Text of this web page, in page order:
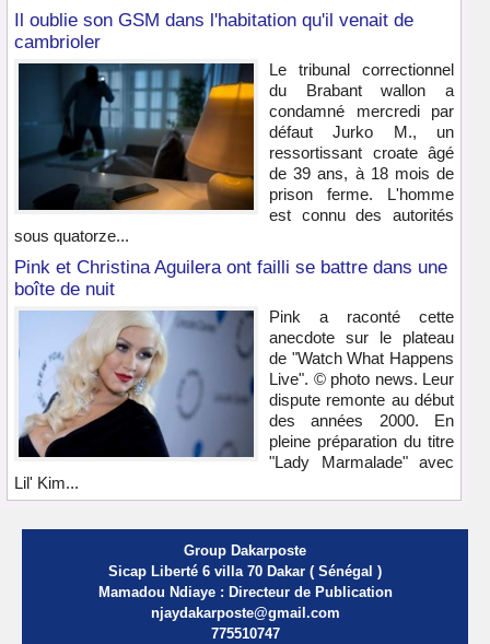
Il oublie son GSM dans l'habitation qu'il venait de
cambrioler
Le tribunal correctionnel
du Brabant wallon a
condamné mercredi par
défaut Jurko M., un
ressortissant croate âgé
de 39 ans, à 18 mois de
prison ferme. L'homme
est connu des autorités
sous quatorze...
Pink et Christina Aguilera ont failli se battre dans une
boîte de nuit
Pink a raconté cette
anecdote sur le plateau
de "Watch What Happens
Live". © photo news. Leur
dispute remonte au début
des années 2000. En
pleine préparation du titre
"Lady Marmalade" avec
Lil' Kim...
Group Dakarposte
Sicap Liberté 6 villa 70 Dakar ( Sénégal )
Mamadou Ndiaye : Directeur de Publication
njaydakarposte@gmail.com
775510747